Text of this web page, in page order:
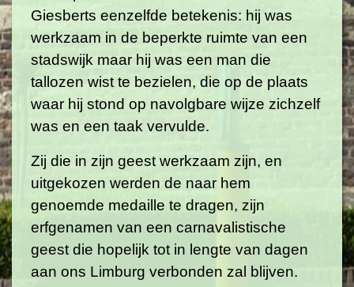
Giesberts eenzelfde betekenis: hij was
werkzaam in de beperkte ruimte van een
stadswijk maar hij was een man die
tallozen wist te bezielen, die op de plaats
waar hij stond op navolgbare wijze zichzelf
was en een taak vervulde.
Zij die in zijn geest werkzaam zijn, en
uitgekozen werden de naar hem
genoemde medaille te dragen, zijn
erfgenamen van een carnavalistische
geest die hopelijk tot in lengte van dagen
aan ons Limburg verbonden zal blijven.